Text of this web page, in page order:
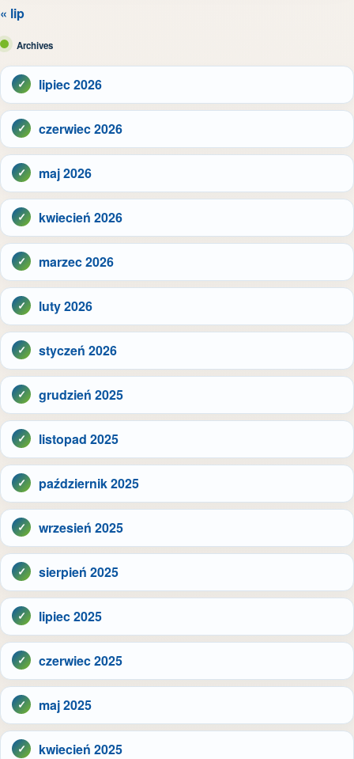
« lip
Archives
lipiec 2026
czerwiec 2026
maj 2026
kwiecień 2026
marzec 2026
luty 2026
styczeń 2026
grudzień 2025
listopad 2025
październik 2025
wrzesień 2025
sierpień 2025
lipiec 2025
czerwiec 2025
maj 2025
kwiecień 2025